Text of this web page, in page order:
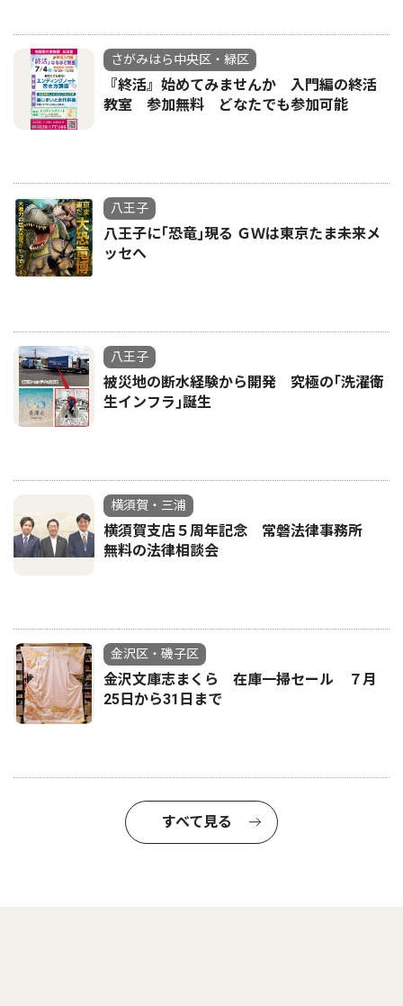
さがみはら中央区・緑区
『終活』始めてみませんか 入門編の終活
教室 参加無料 どなたでも参加可能
八王子
八王子に｢恐竜｣現る ＧＷは東京たま未来メ
ッセへ
八王子
被災地の断水経験から開発 究極の｢洗濯衛
生インフラ｣誕生
横須賀・三浦
横須賀支店５周年記念 常磐法律事務所
無料の法律相談会
金沢区・磯子区
金沢文庫志まくら 在庫一掃セール ７月
25日から31日まで
すべて見る